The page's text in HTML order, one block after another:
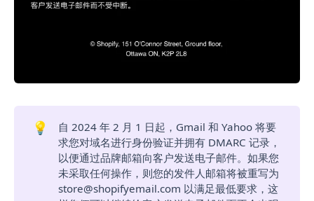
💡
自 2024 年 2 月 1 日起，Gmail 和 Yahoo 将要
求您对域名进行身份验证并拥有 DMARC 记录，
以便通过品牌邮箱向客户发送电子邮件。如果您
未采取任何操作，则您的发件人邮箱将被重写为
store@shopifyemail.com 以满足最低要求，这